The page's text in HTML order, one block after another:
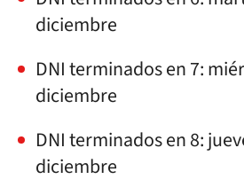
diciembre
DNI terminados en 7:
diciembre
DNI terminados en 8:
diciembre